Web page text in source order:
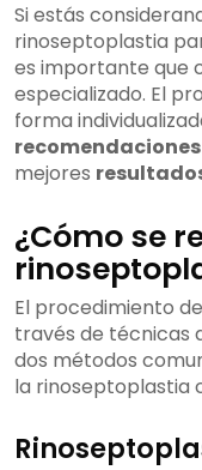
Si estás
rinoseptoplastia
es importante que
especializado. El
forma
recomendaciones
mejores
¿Cómo se
El procedimiento
través de técnicas
dos métodos
la rinoseptoplastia